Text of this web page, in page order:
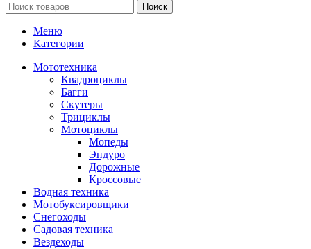
Поиск
Меню
Категории
Мототехника
Квадроциклы
Багги
Скутеры
Трициклы
Мотоциклы
Мопеды
Эндуро
Дорожные
Кроссовые
Водная техника
Мотобуксировщики
Снегоходы
Садовая техника
Вездеходы